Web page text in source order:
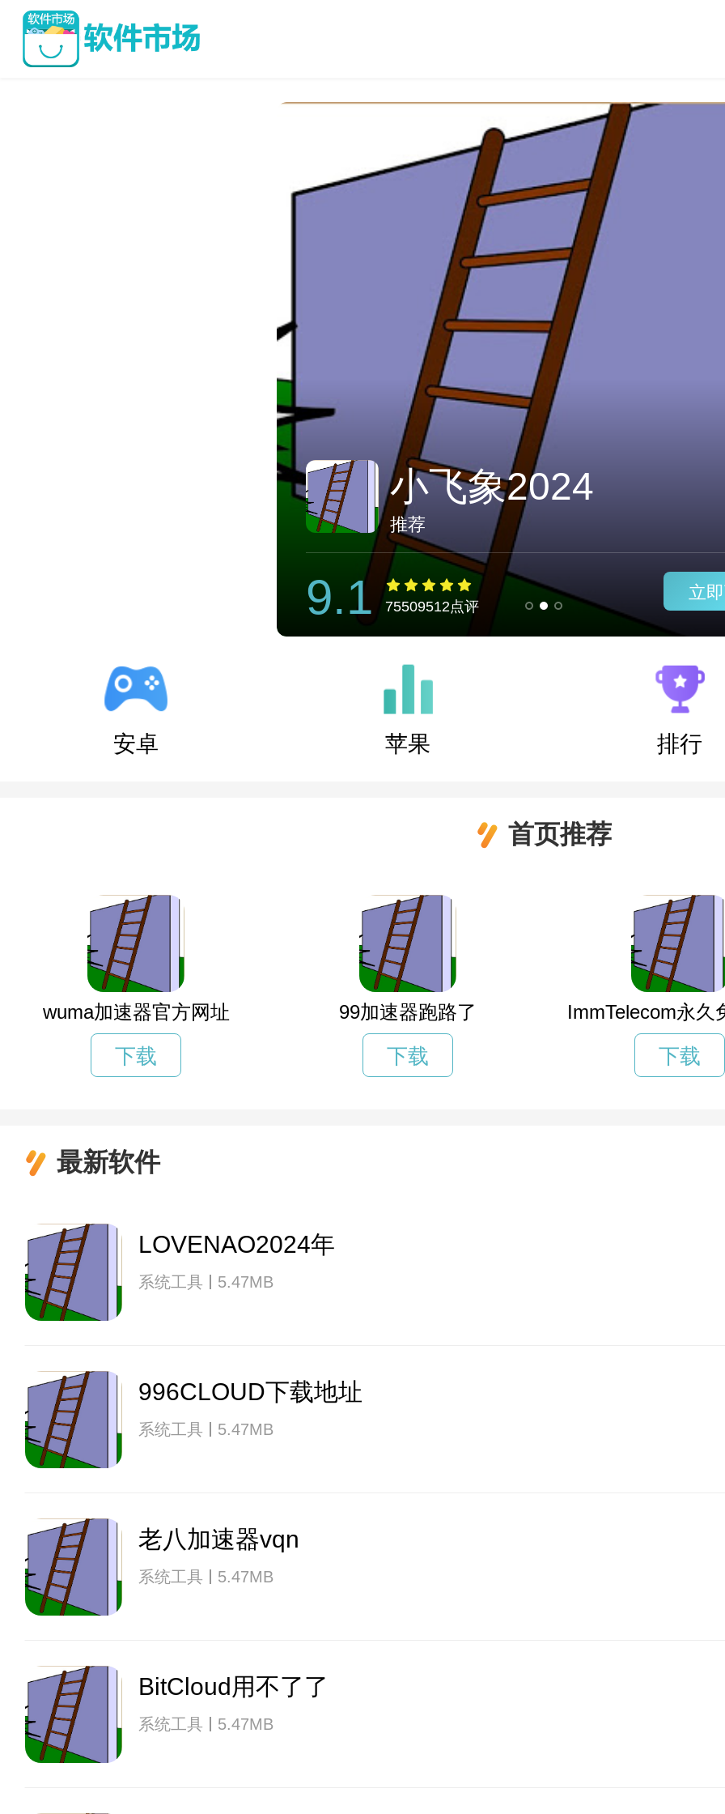
Littleqqq vnp
推荐
9.1 75509512点评
立
安卓 苹果 排行
首页推荐
wuma加速器官方网址
下载
99加速器跑路了
下载
ImmTelecom永久
下载
最新软件
LOVENAO2024年
系统工具 5.47MB
996CLOUD下载地址
系统工具 5.47MB
老八加速器vqn
系统工具 5.47MB
BitCloud用不了了
系统工具 5.47MB